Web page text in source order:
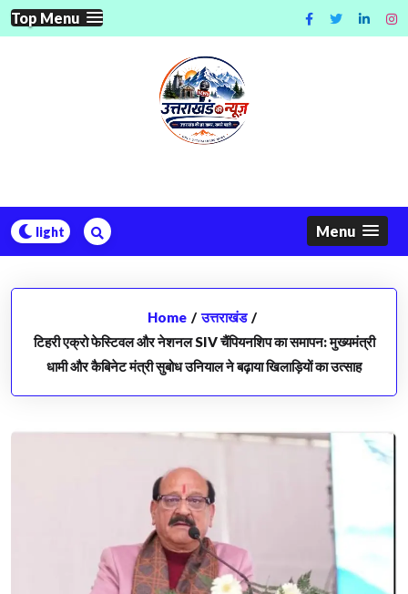
Skip
to
Top Menu
Menu
Home / उत्तराखंड /
टिहरी एक्रो फेस्टिवल और नेशनल SIV चैंपियनशिप का समापन: मुख्यमंत्री
धामी और कैबिनेट मंत्री सुबोध उनियाल ने बढ़ाया खिलाड़ियों का उत्साह